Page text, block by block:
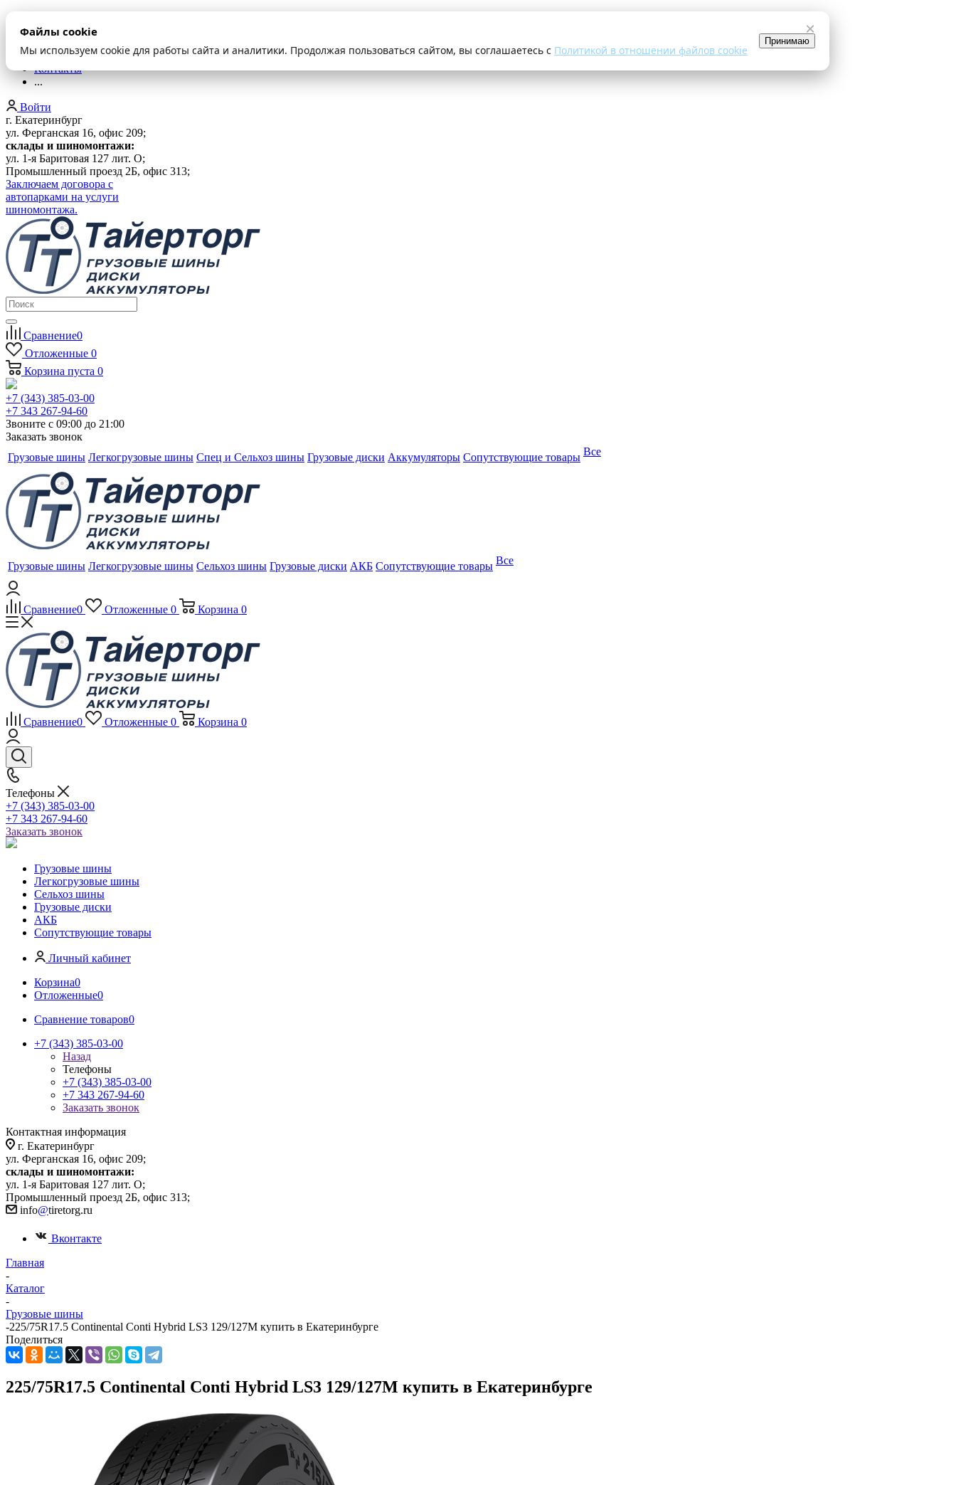
×
Файлы cookie
Мы используем cookie для работы сайта и аналитики. Продолжая пользоваться сайтом, вы соглашаетесь с Политикой в отношении файлов cookie
Принимаю
Оплата и доставка
Шиномонтаж
Контакты
...
Войти
г. Екатеринбург
ул. Ферганская 16, офис 209;
склады и шиномонтажи:
ул. 1-я Баритовая 127 лит. О;
Промышленный проезд 2Б, офис 313;
Заключаем договора с
автопарками на услуги
шиномонтажа.
Сравнение0
Отложенные 0
Корзина пуста 0
+7 (343) 385-03-00
+7 343 267-94-60
Звоните с 09:00 до 21:00
Заказать звонок
Грузовые шины Легкогрузовые шины Спец и Сельхоз шины Грузовые диски Аккумуляторы Сопутствующие товары Все
Грузовые шины Легкогрузовые шины Сельхоз шины Грузовые диски АКБ Сопутствующие товары Все
Сравнение0 Отложенные 0 Корзина 0
Сравнение0 Отложенные 0 Корзина 0
Телефоны
+7 (343) 385-03-00
+7 343 267-94-60
Заказать звонок
Грузовые шины
Легкогрузовые шины
Сельхоз шины
Грузовые диски
АКБ
Сопутствующие товары
Личный кабинет
Корзина0
Отложенные0
Сравнение товаров0
+7 (343) 385-03-00
Назад
Телефоны
+7 (343) 385-03-00
+7 343 267-94-60
Заказать звонок
Контактная информация
г. Екатеринбург
ул. Ферганская 16, офис 209;
склады и шиномонтажи:
ул. 1-я Баритовая 127 лит. О;
Промышленный проезд 2Б, офис 313;
info@tiretorg.ru
Вконтакте
Главная
-
Каталог
-
Грузовые шины
-225/75R17.5 Continental Conti Hybrid LS3 129/127M купить в Екатеринбурге
Поделиться
225/75R17.5 Continental Conti Hybrid LS3 129/127M купить в Екатеринбурге